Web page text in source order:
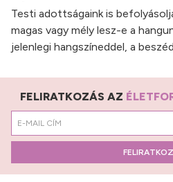
Testi adottságaink is
magas vagy mély lesz-e a
jelenlegi hangszíneddel, a
FELIRATKOZÁS AZ